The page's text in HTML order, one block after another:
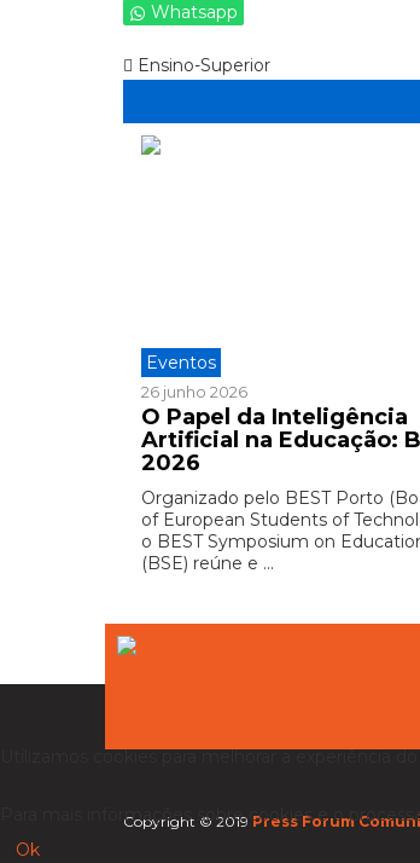
Whatsapp
Ensino-Superior
Eventos
26 junho 2026
O Papel da Inteligência
Artificial na Educação:
2026
Organizado pelo BEST Porto
of European Students of
o BEST Symposium on
(BSE) reúne e ...
Copyright © 2019 Press Forum
Utilizamos cookies para melhorar a experiência
Para mais informações sobre cookies e o
Ok